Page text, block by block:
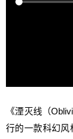
《湮灭线（
行的一款科幻风